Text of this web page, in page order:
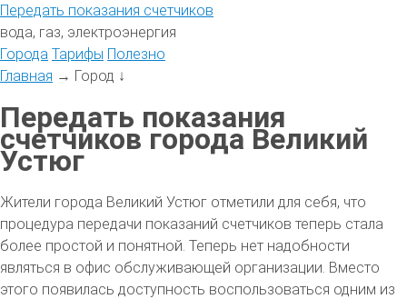
Передать показания счетчиков
вода, газ, электроэнергия
Города Тарифы Полезно
Главная → Город ↓
Передать показания
счетчиков города Великий
Устюг
Жители города Великий Устюг отметили для себя, что
процедура передачи показаний счетчиков теперь стала
более простой и понятной. Теперь нет надобности
являться в офис обслуживающей организации. Вместо
этого появилась доступность воспользоваться одним из